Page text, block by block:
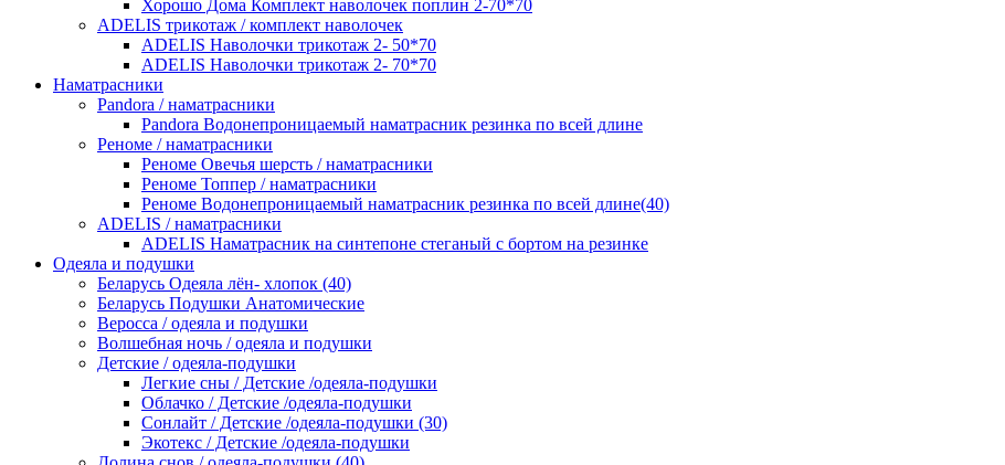
Хорошо Дома Комплект наволочек поплин 2-70*70
ADELIS трикотаж / комплект наволочек
ADELIS Наволочки трикотаж 2- 50*70
ADELIS Наволочки трикотаж 2- 70*70
Наматрасники
Pandora / наматрасники
Pandora Водонепроницаемый наматрасник резинка по всей длине
Реноме / наматрасники
Реноме Овечья шерсть / наматрасники
Реноме Топпер / наматрасники
Реноме Водонепроницаемый наматрасник резинка по всей длине(40)
ADELIS / наматрасники
ADELIS Наматрасник на синтепоне стеганый с бортом на резинке
Одеяла и подушки
Беларусь Одеяла лён- хлопок (40)
Беларусь Подушки Анатомические
Веросса / одеяла и подушки
Волшебная ночь / одеяла и подушки
Детские / одеяла-подушки
Легкие сны / Детские /одеяла-подушки
Облачко / Детские /одеяла-подушки
Сонлайт / Детские /одеяла-подушки (30)
Экотекс / Детские /одеяла-подушки